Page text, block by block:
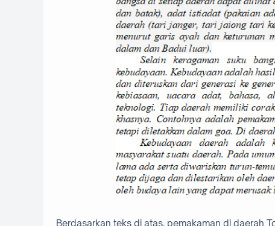
Berdasarkan teks di atas, pemakaman di daerah